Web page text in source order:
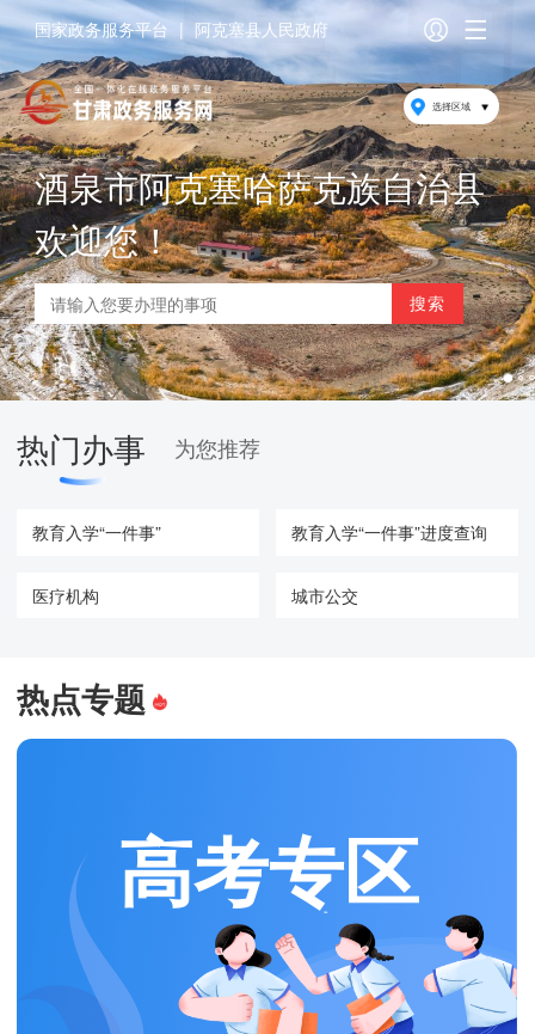
国家政务服务平台 | 阿克塞县人民政府
选择区域
酒泉市阿克塞哈萨克族自治县
欢迎您！
热门办事 为您推荐
教育入学“一件事” 教育入学“一件事”进度查询
医疗机构 城市公交
热点专题